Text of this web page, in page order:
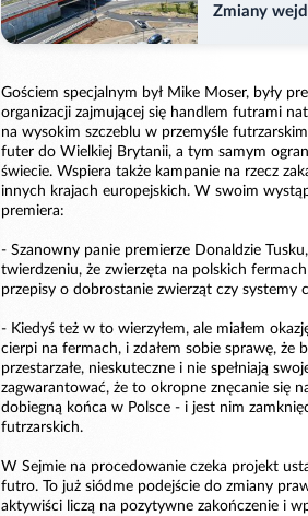
Zmiany
Gościem specjalnym był Mike Moser, były
organizacji zajmującej się handlem futrami
na wysokim szczeblu w przemyśle
futer do Wielkiej Brytanii, a tym samym
świecie. Wspiera także kampanie na rzecz
innych krajach europejskich. W swoim
premiera:
- Szanowny panie premierze Donaldzie
twierdzeniu, że zwierzęta na polskich
przepisy o dobrostanie zwierząt czy systemy
- Kiedyś też w to wierzyłem, ale miałem
cierpi na fermach, i zdałem sobie sprawę, że
przestarzałe, nieskuteczne i nie spełniają
zagwarantować, że to okropne znęcanie się
dobiegną końca w Polsce - i jest nim
futrzarskich.
W Sejmie na procedowanie czeka projekt
futro. To już siódme podejście do zmiany
aktywiści liczą na pozytywne zakończenie i